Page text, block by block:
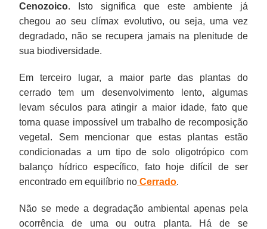
Cenozoico. Isto significa que este ambiente já
chegou ao seu clímax evolutivo, ou seja, uma vez
degradado, não se recupera jamais na plenitude de
sua biodiversidade.
Em terceiro lugar, a maior parte das plantas do
cerrado tem um desenvolvimento lento, algumas
levam séculos para atingir a maior idade, fato que
torna quase impossível um trabalho de recomposição
vegetal. Sem mencionar que estas plantas estão
condicionadas a um tipo de solo oligotrópico com
balanço hídrico específico, fato hoje difícil de ser
encontrado em equilíbrio no Cerrado.
Não se mede a degradação ambiental apenas pela
ocorrência de uma ou outra planta. Há de se